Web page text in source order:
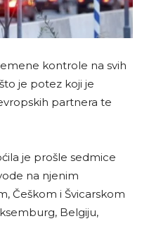
kontrole na svih
je potez koji je
partnera te
je prošle sedmice
na njenim
Češkom i Švicarskom
Belgiju,